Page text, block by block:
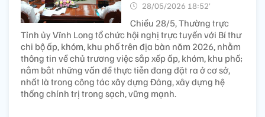
28/05/2026 18:52’
Chiều 28/5, Thường trực
Tỉnh ủy Vĩnh Long tổ chức hội nghị trực tuyến với Bí thư
chi bộ ấp, khóm, khu phố trên địa bàn năm 2026, nhằm
thông tin về chủ trương việc sắp xếp ấp, khóm, khu phố;
nắm bắt những vấn đề thực tiễn đang đặt ra ở cơ sở,
nhất là trong công tác xây dựng Đảng, xây dựng hệ
thống chính trị trong sạch, vững mạnh.